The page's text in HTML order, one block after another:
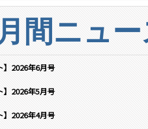
月間ニュ
】2026年6月号
】2026年5月号
】2026年4月号